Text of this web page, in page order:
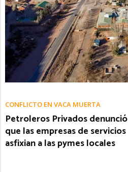
CONFLICTO EN VACA MUERTA
Petroleros Privados denunció
que las empresas de servicios
asfixian a las pymes locales